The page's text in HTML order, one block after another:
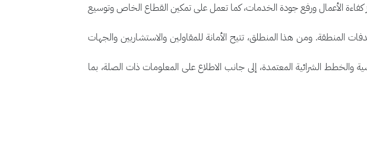
كفاءة الأعمال ورفع جودة الخدمات، كما تعمل على تمكين القطاع الخاص وتوسيع
المنطقة. ومن هذا المنطلق، تتيح الأمانة للمقاولين والاستشاريين والجهات
والخطط الشرائية المعتمدة، إلى جانب الاطلاع على المعلومات ذات الصلة، بما